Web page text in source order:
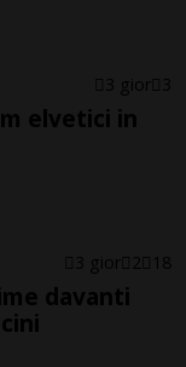
3 gior 3
elvetici in
3 gior 2 18
davanti